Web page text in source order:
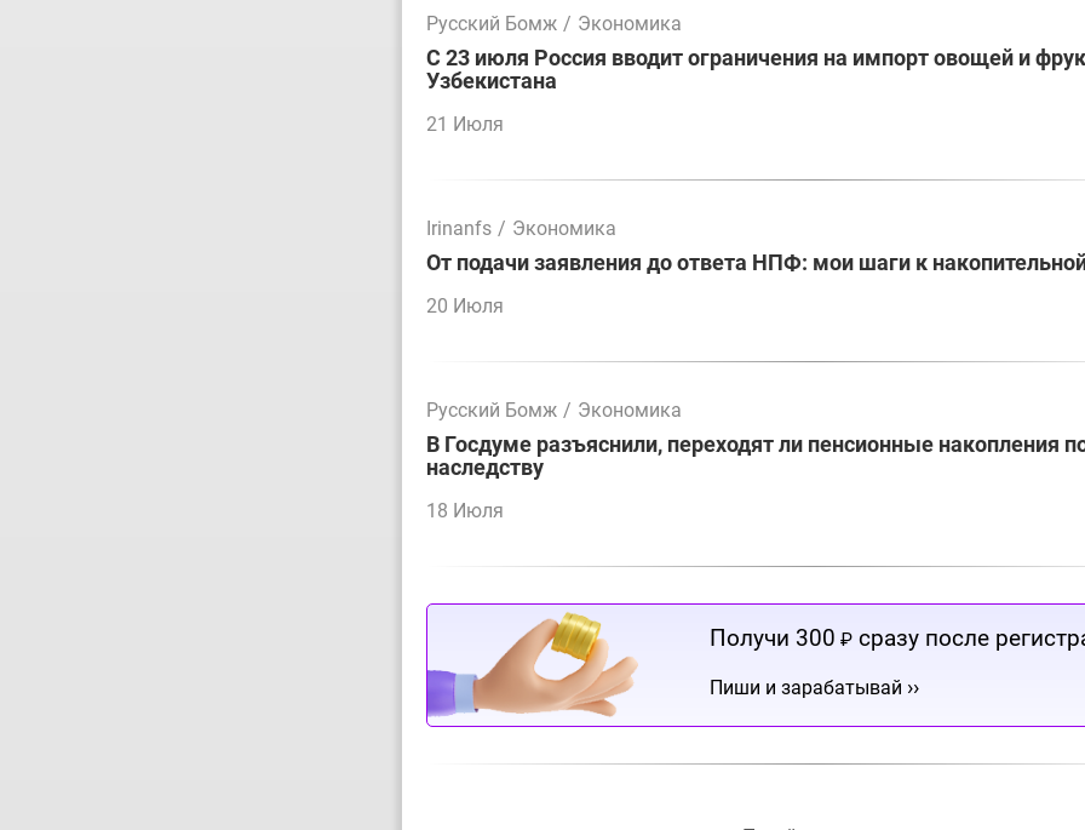
Русский Бомж / Экономика
С 23 июля Россия вводит ограничения на импорт овощей и
Узбекистана
21 Июля
Irinanfs / Экономика
От подачи заявления до ответа НПФ: мои шаги к
20 Июля
Русский Бомж / Экономика
В Госдуме разъяснили, переходят ли пенсионные накопления
наследству
18 Июля
Получи 300 ₽ сразу после
Пиши и зарабатывай ››